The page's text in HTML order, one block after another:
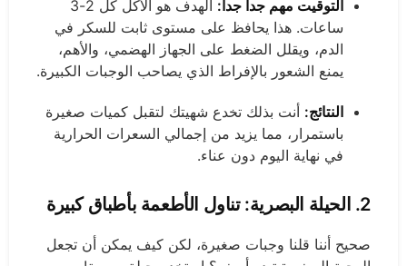
التوقيت مهم جداً جداً:
الهدف هو الأكل كل 2-3
ساعات. هذا يحافظ على مستوى ثابت للسكر في
الدم، ويقلل الضغط على الجهاز الهضمي، والأهم،
يمنع الشعور بالإفراط الذي يصاحب الوجبات الكبيرة.
النتائج: أنت بذلك تخدع شهيتك لتقبل كميات صغيرة
باستمرار، مما يزيد من إجمالي السعرات الحرارية
في نهاية اليوم دون عناء.
2. الحيلة البصرية: تناول الأطعمة بأطباق كبيرة
صحيح أننا قلنا وجبات صغيرة، لكن كيف يمكن أن تجعل